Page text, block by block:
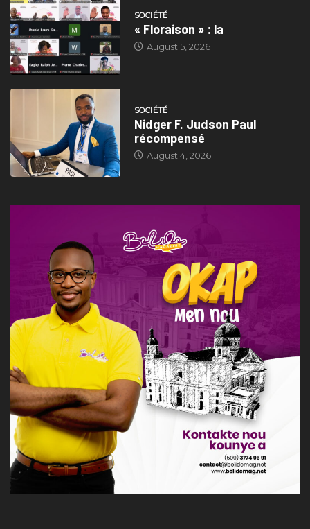
SOCIÉTÉ
« Floraison » : la
August 5, 2026
SOCIÉTÉ
Nidger F. Judson Paul
récompensé
August 4, 2026